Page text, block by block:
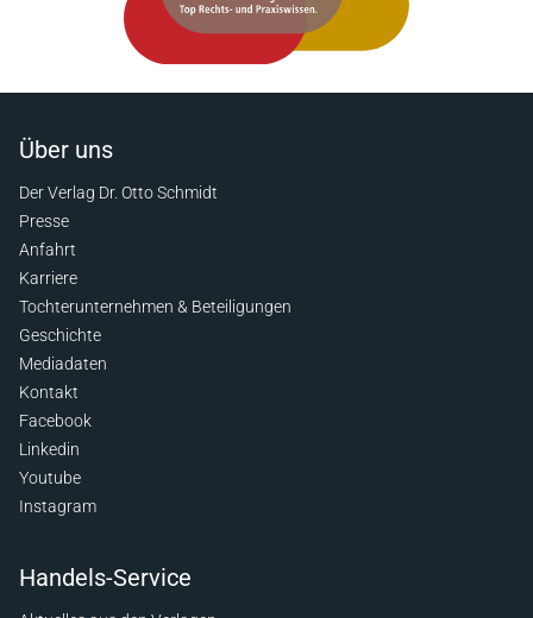
Über uns
Der Verlag Dr. Otto Schmidt
Presse
Anfahrt
Karriere
Tochterunternehmen & Beteiligungen
Geschichte
Mediadaten
Kontakt
Facebook
Linkedin
Youtube
Instagram
Handels-Service